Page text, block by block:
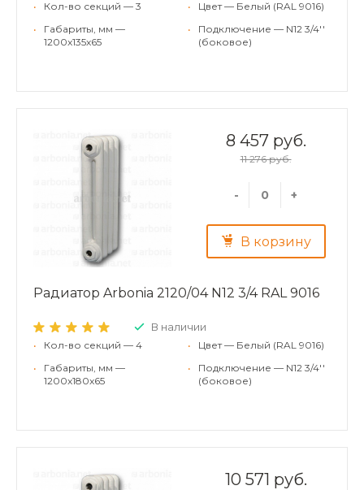
•
Кол-во секций — 3
•
Габариты, мм —
1200x135x65
•
Цвет — Белый (RAL 9016)
•
Подключение — N12 3/4''
(боковое)
8 457 руб.
11 276 руб.
- +
В корзину
Радиатор Arbonia 2120/04 N12 3/4 RAL 9016
В наличии
•
Кол-во секций — 4
•
Габариты, мм —
1200x180x65
•
Цвет — Белый (RAL 9016)
•
Подключение — N12 3/4''
(боковое)
10 571 руб.